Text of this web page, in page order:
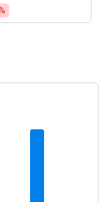
chỉ quỹ Chứng